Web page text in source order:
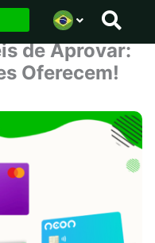
de Aprovar:
Oferecem!